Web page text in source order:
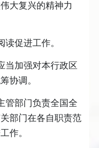
大复兴的精神力
促进工作。
当加强对本行政区
协调。
部门负责全国全
部门在各自职责范
作。